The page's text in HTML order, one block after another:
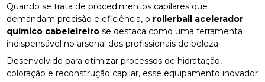
Quando se trata de procedimentos capilares que
demandam precisão e eficiência, o rollerball acelerador
químico cabeleireiro se destaca como uma ferramenta
indispensável no arsenal dos profissionais de beleza.
Desenvolvido para otimizar processos de hidratação,
coloração e reconstrução capilar, esse equipamento inovador